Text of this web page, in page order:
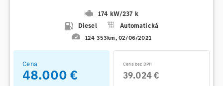
174 kW/237 k
Diesel
Automatická
124 353km 02/06/2021
Cena
48.000 €
Cena bez DPH
39.024 €